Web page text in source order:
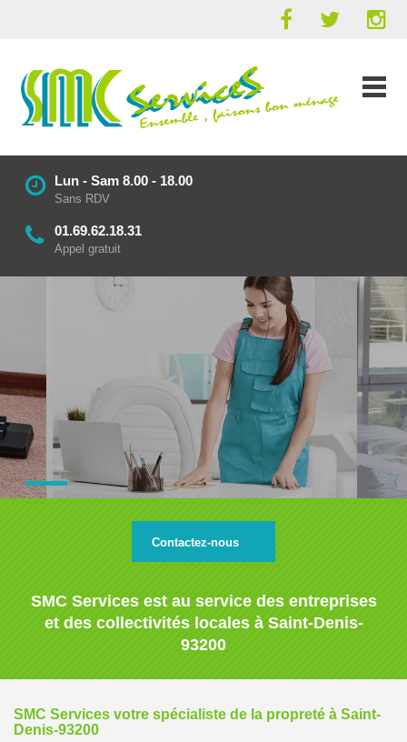
Lun - Sam 8.00 - 18.00
Sans RDV
01.69.62.18.31
Appel gratuit
Contactez-nous
SMC Services est au service des entreprises
et des collectivités locales à Saint-Denis-
93200
SMC Services votre spécialiste de la propreté à Saint-
Denis-93200